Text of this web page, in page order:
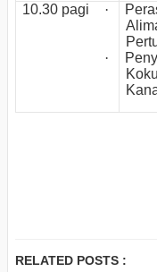
10.30 pagi
·
·
RELATED POSTS :